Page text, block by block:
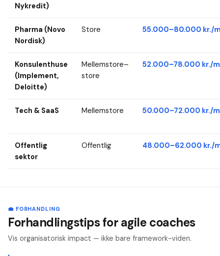
Nykredit)
Pharma (Novo
Nordisk)
Store 55.000–80.000 kr./
Konsulenthuse
(Implement,
Deloitte)
Mellemstore–
store
52.000–78.000 kr./
Tech & SaaS Mellemstore 50.000–72.000 kr./
Offentlig
sektor
Offentlig 48.000–62.000 kr./
💼 FORHANDLING
Forhandlingstips for agile coaches
Vis organisatorisk impact — ikke bare framework-viden.